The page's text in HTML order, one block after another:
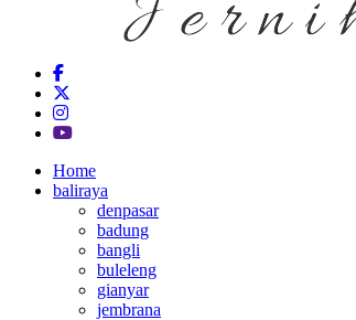
Home
baliraya
denpasar
badung
bangli
buleleng
gianyar
jembrana